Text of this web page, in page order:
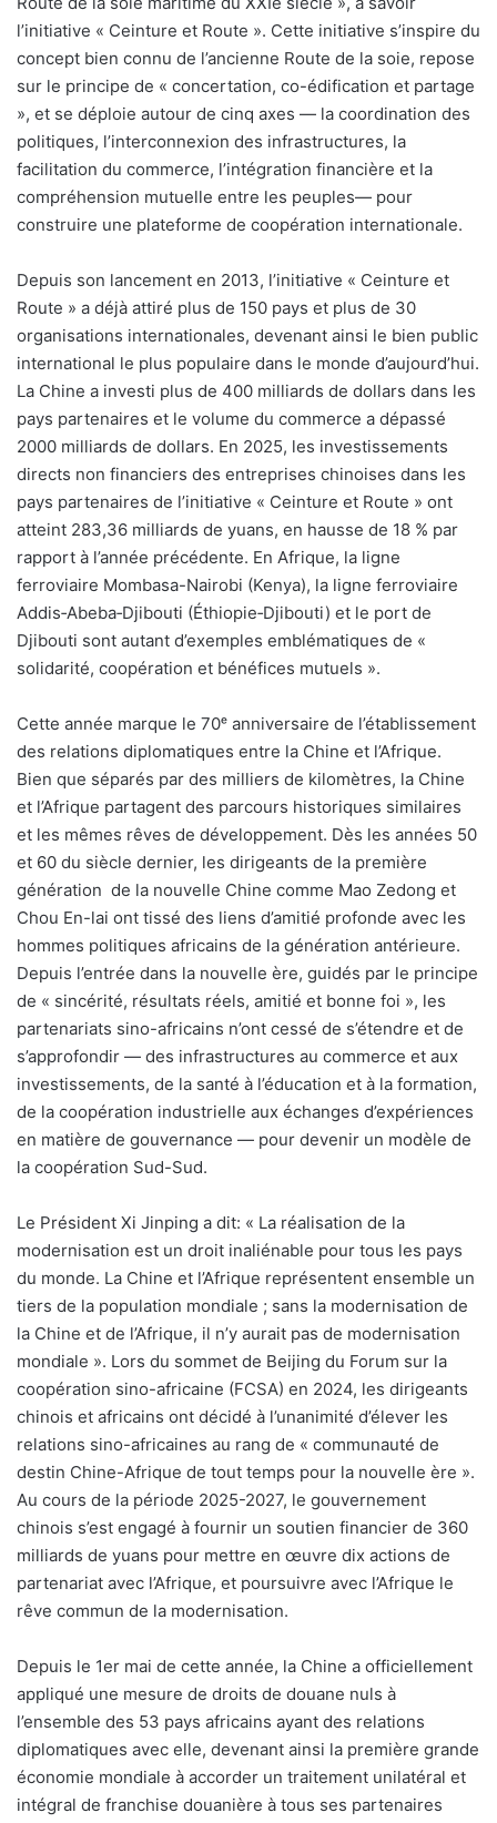
l’initiative « Ceinture et Route ». Cette initiative s’inspire du
concept bien connu de l’ancienne Route de la soie, repose
sur le principe de « concertation, co-édification et partage
», et se déploie autour de cinq axes — la coordination des
politiques, l’interconnexion des infrastructures, la
facilitation du commerce, l’intégration financière et la
compréhension mutuelle entre les peuples— pour
construire une plateforme de coopération internationale.
Depuis son lancement en 2013, l’initiative « Ceinture et
Route » a déjà attiré plus de 150 pays et plus de 30
organisations internationales, devenant ainsi le bien public
international le plus populaire dans le monde d’aujourd’hui.
La Chine a investi plus de 400 milliards de dollars dans les
pays partenaires et le volume du commerce a dépassé
2000 milliards de dollars. En 2025, les investissements
directs non financiers des entreprises chinoises dans les
pays partenaires de l’initiative « Ceinture et Route » ont
atteint 283,36 milliards de yuans, en hausse de 18 % par
rapport à l’année précédente. En Afrique, la ligne
ferroviaire Mombasa-Nairobi (Kenya), la ligne ferroviaire
Addis‑Abeba‑Djibouti (Éthiopie‑Djibouti) et le port de
Djibouti sont autant d’exemples emblématiques de «
solidarité, coopération et bénéfices mutuels ».
Cette année marque le 70ᵉ anniversaire de l’établissement
des relations diplomatiques entre la Chine et l’Afrique.
Bien que séparés par des milliers de kilomètres, la Chine
et l’Afrique partagent des parcours historiques similaires
et les mêmes rêves de développement. Dès les années 50
et 60 du siècle dernier, les dirigeants de la première
génération de la nouvelle Chine comme Mao Zedong et
Chou En-lai ont tissé des liens d’amitié profonde avec les
hommes politiques africains de la génération antérieure.
Depuis l’entrée dans la nouvelle ère, guidés par le principe
de « sincérité, résultats réels, amitié et bonne foi », les
partenariats sino-africains n’ont cessé de s’étendre et de
s’approfondir — des infrastructures au commerce et aux
investissements, de la santé à l’éducation et à la formation,
de la coopération industrielle aux échanges d’expériences
en matière de gouvernance — pour devenir un modèle de
la coopération Sud-Sud.
Le Président Xi Jinping a dit: « La réalisation de la
modernisation est un droit inaliénable pour tous les pays
du monde. La Chine et l’Afrique représentent ensemble un
tiers de la population mondiale ; sans la modernisation de
la Chine et de l’Afrique, il n’y aurait pas de modernisation
mondiale ». Lors du sommet de Beijing du Forum sur la
coopération sino-africaine (FCSA) en 2024, les dirigeants
chinois et africains ont décidé à l’unanimité d’élever les
relations sino-africaines au rang de « communauté de
destin Chine-Afrique de tout temps pour la nouvelle ère ».
Au cours de la période 2025-2027, le gouvernement
chinois s’est engagé à fournir un soutien financier de 360
milliards de yuans pour mettre en œuvre dix actions de
partenariat avec l’Afrique, et poursuivre avec l’Afrique le
rêve commun de la modernisation.
Depuis le 1er mai de cette année, la Chine a officiellement
appliqué une mesure de droits de douane nuls à
l’ensemble des 53 pays africains ayant des relations
diplomatiques avec elle, devenant ainsi la première grande
économie mondiale à accorder un traitement unilatéral et
intégral de franchise douanière à tous ses partenaires